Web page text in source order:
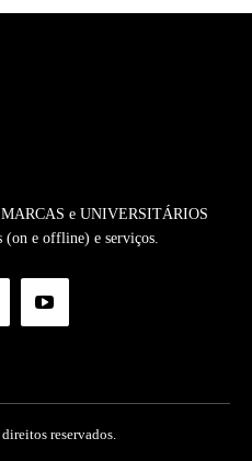
MARCAS e UNIVERSITÁRIOS
(on e offline) e serviços.
reservados.